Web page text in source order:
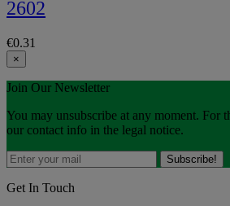
2602
€0.31
×
Join Our Newsletter
You may unsubscribe at any moment. For
our contact info in the legal notice.
Get In Touch